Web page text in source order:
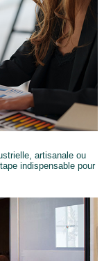
artisanale ou
indispensable pour